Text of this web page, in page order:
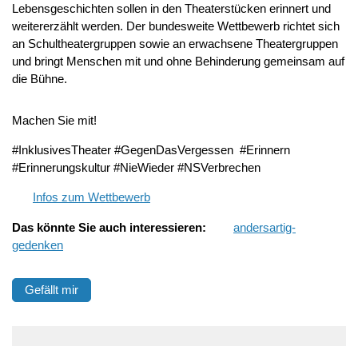
Lebensgeschichten sollen in den Theaterstücken erinnert und
weitererzählt werden. Der bundesweite Wettbewerb richtet sich
an Schultheatergruppen sowie an erwachsene Theatergruppen
und bringt Menschen mit und ohne Behinderung gemeinsam auf
die Bühne.
Machen Sie mit!
#InklusivesTheater #GegenDasVergessen #Erinnern
#Erinnerungskultur #NieWieder #NSVerbrechen
Infos zum Wettbewerb
Das könnte Sie auch interessieren:
andersartig-
gedenken
Gefällt mir